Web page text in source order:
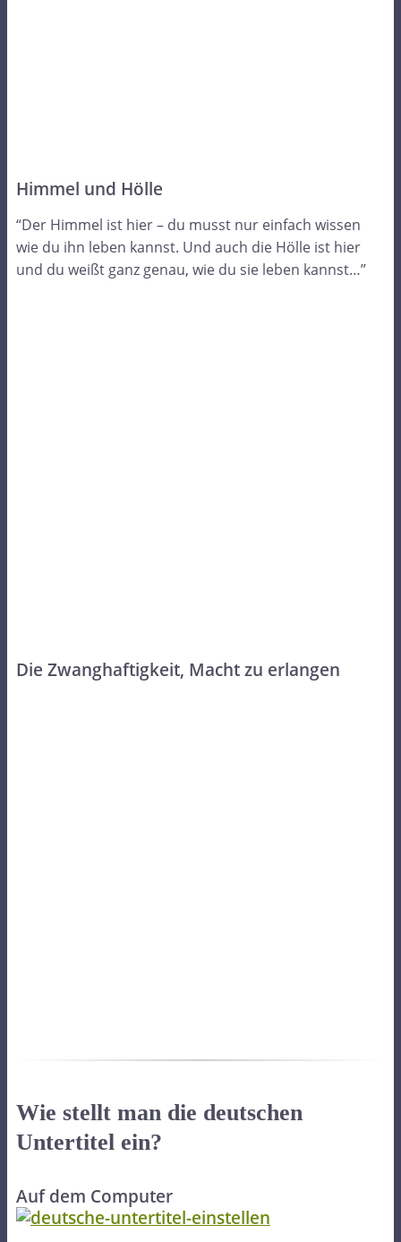
Himmel und Hölle
“Der Himmel ist hier – du musst nur einfach wissen
wie du ihn leben kannst. Und auch die Hölle ist hier
und du weißt ganz genau, wie du sie leben kannst…”
Die Zwanghaftigkeit, Macht zu erlangen
Wie stellt man die deutschen
Untertitel ein?
Auf dem Computer